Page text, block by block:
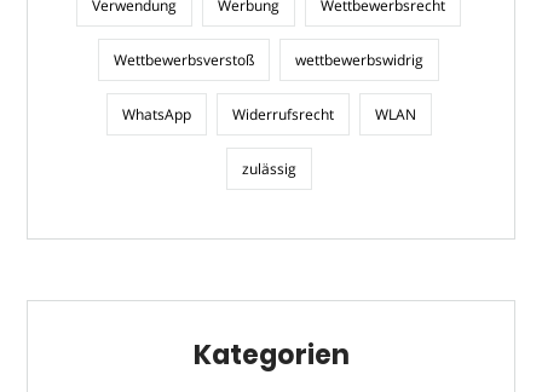
Verwendung Werbung Wettbewerbsrecht
Wettbewerbsverstoß wettbewerbswidrig
WhatsApp Widerrufsrecht WLAN
zulässig
Kategorien